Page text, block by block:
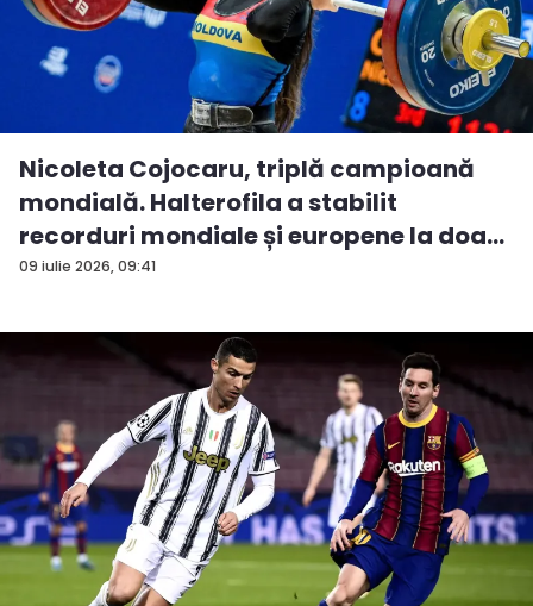
09 iulie 2026, 09:41
Nicoleta Cojocaru, triplă campioană
mondială. Halterofila a stabilit
recorduri mondiale și europene la doa...